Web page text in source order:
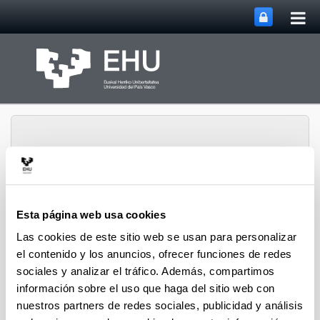
Esta página web usa cookies
Las cookies de este sitio web se usan para personalizar
el contenido y los anuncios, ofrecer funciones de redes
sociales y analizar el tráfico. Además, compartimos
información sobre el uso que haga del sitio web con
nuestros partners de redes sociales, publicidad y análisis
Grupo de Investigación
SUPREN
Esther Acha - Capítulos de
Libro (a partir del 2004)